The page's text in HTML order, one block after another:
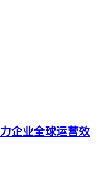
企业全球运营效